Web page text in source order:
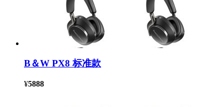
B＆W PX8 标准款
¥5888